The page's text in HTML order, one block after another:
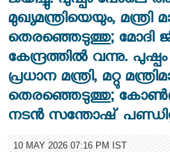
മുഖ്യമന്ത്രിയെയും, മന്ത്രി
തെരഞ്ഞെടുത്തു; മോദി
കേന്ദ്രത്തിൽ വന്നു.
പ്രധാന മന്ത്രി, മറ്റു
തെരഞ്ഞെടുത്തു;
നടൻ സന്തോഷ്
10 MAY 2026 07:16 PM IST